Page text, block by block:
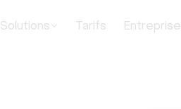
Solutions Tarifs Entreprise